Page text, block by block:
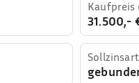
Kaufpreis
31.500,-
Sollzinsart